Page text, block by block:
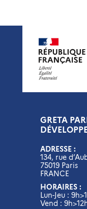
GRETA
ADRESSE :
134, rue
75019 Paris
FRANCE
HORAIRES :
Lun-Jeu :
Vend :